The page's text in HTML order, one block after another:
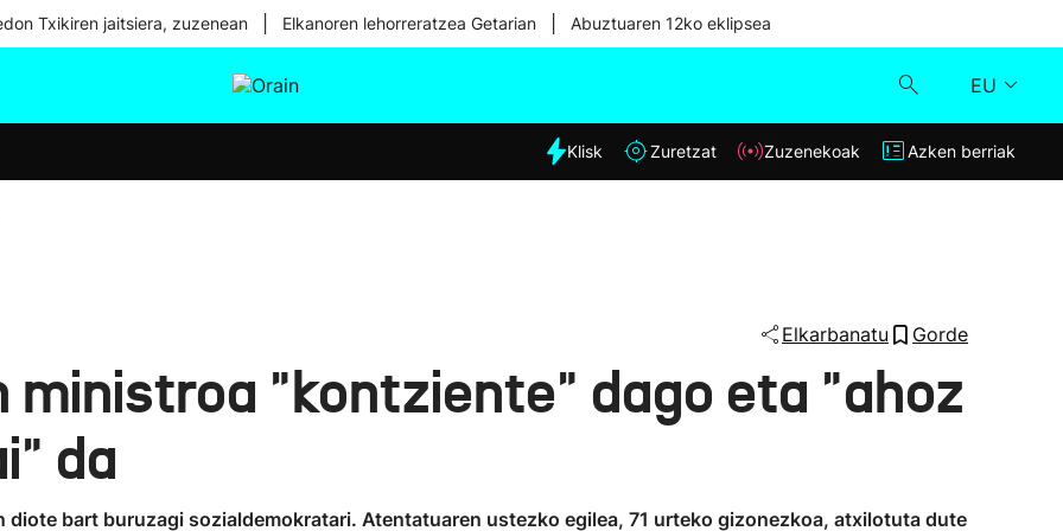
Txikiren jaitsiera, zuzenean Elkanoren lehorreratzea Getarian Abuztuaren 12ko eklipsea
EU
Eguraldia
Klisk
Azken berriak
Klisk Zuretzat Zuzenekoak Azken berriak
Elkarbanatu Gorde
ministroa "kontziente" dago eta "ahoz
da
diote bart buruzagi sozialdemokratari. Atentatuaren ustezko egilea, 71 urteko gizonezkoa, atxilotuta dute